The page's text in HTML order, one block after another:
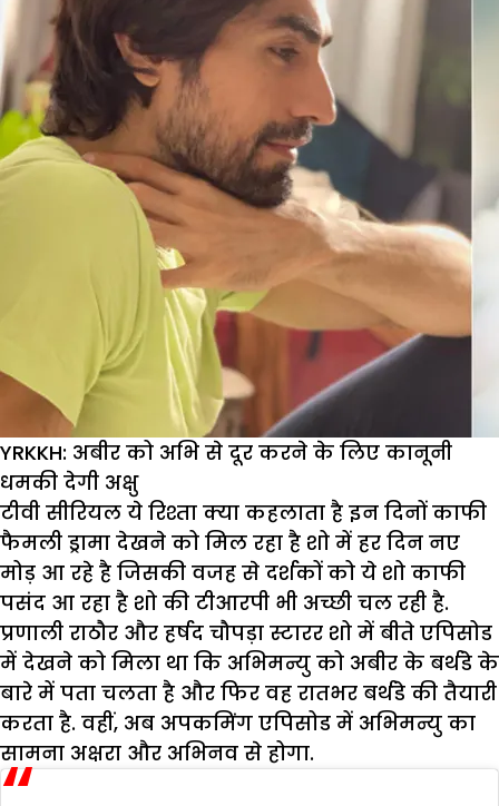
फोटो
देख
रोएगा
अभिमन्यु,
टूटेगा
रूही
YRKKH: अबीर को अभि से दूर करने के लिए कानूनी
धमकी देगी अक्षु
टीवी सीरियल ये रिश्ता क्या कहलाता है इन दिनों काफी
फैमली ड्रामा देखने को मिल रहा है शो में हर दिन नए
मोड़ आ रहे है जिसकी वजह से दर्शकों को ये शो काफी
पसंद आ रहा है शो की टीआरपी भी अच्छी चल रही है.
प्रणाली राठौर और हर्षद चौपड़ा स्टारर शो में बीते एपिसोड
में देखने को मिला था कि अभिमन्यु को अबीर के बर्थडे के
बारे में पता चलता है और फिर वह रातभर बर्थडे की तैयारी
करता है. वहीं, अब अपकमिंग एपिसोड में अभिमन्यु का
सामना अक्षरा और अभिनव से होगा.